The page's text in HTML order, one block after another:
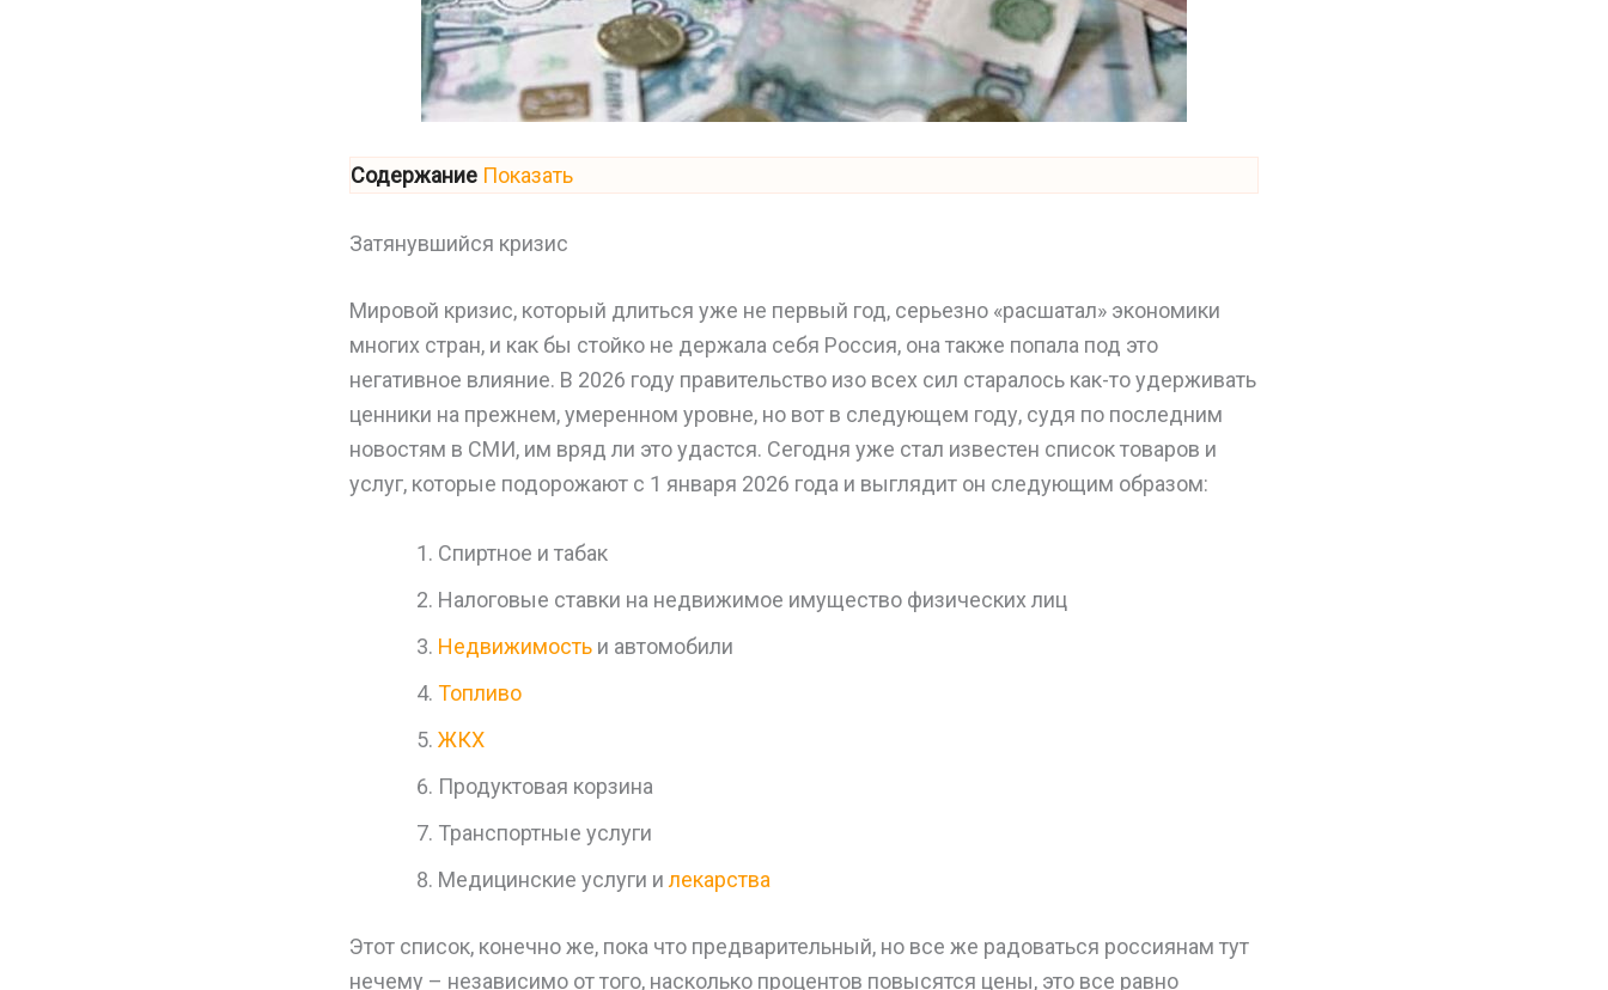
Содержание Показать
Затянувшийся кризис
Мировой кризис, который длиться уже не первый год, серьезно «расшатал» экономики
многих стран, и как бы стойко не держала себя Россия, она также попала под это
негативное влияние. В 2026 году правительство изо всех сил старалось как-то удерживать
ценники на прежнем, умеренном уровне, но вот в следующем году, судя по последним
новостям в СМИ, им вряд ли это удастся. Сегодня уже стал известен список товаров и
услуг, которые подорожают с 1 января 2026 года и выглядит он следующим образом:
Спиртное и табак
Налоговые ставки на недвижимое имущество физических лиц
Недвижимость и автомобили
Топливо
ЖКХ
Продуктовая корзина
Транспортные услуги
Медицинские услуги и лекарства
Этот список, конечно же, пока что предварительный, но все же радоваться россиянам тут
нечему – независимо от того, насколько процентов повысятся цены, это все равно